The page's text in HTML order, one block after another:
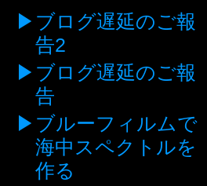
ブログ遅延のご報
告2
ブログ遅延のご報
告
ブルーフィルムで
海中スペクトルを
作る